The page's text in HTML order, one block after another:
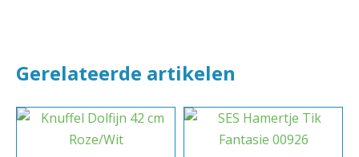
Gerelateerde artikelen